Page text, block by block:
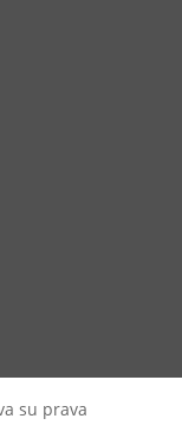
su prava